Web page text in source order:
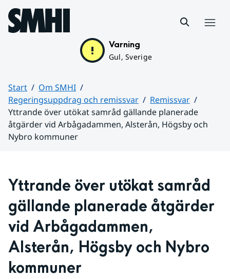
Hoppa till sidans innehåll
Varning
Gul, Sverige
Start
Om SMHI
Regeringsuppdrag och remissvar
Remissvar
Yttrande över utökat samråd gällande planerade
åtgärder vid Arbågadammen, Alsterån, Högsby och
Nybro kommuner
Yttrande över utökat samråd
gällande planerade åtgärder
vid Arbågadammen,
Alsterån, Högsby och Nybro
kommuner